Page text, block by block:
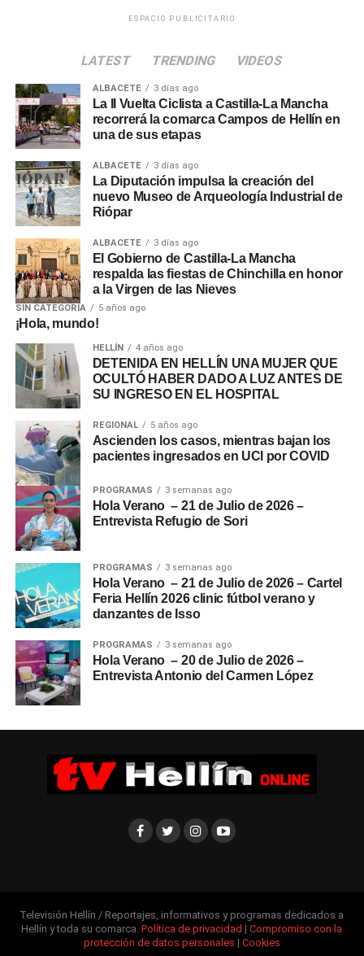
ESPACIO PUBLICITARIO
LATEST TRENDING VIDEOS
ALBACETE 3 días ago
La II Vuelta Ciclista a Castilla-La Mancha
recorrerá la comarca Campos de Hellín en
una de sus etapas
ALBACETE 3 días ago
La Diputación impulsa la creación del
nuevo Museo de Arqueología Industrial de
Riópar
ALBACETE 3 días ago
El Gobierno de Castilla-La Mancha
respalda las fiestas de Chinchilla en honor
a la Virgen de las Nieves
SIN CATEGORÍA 5 años ago
¡Hola, mundo!
HELLÍN 4 años ago
DETENIDA EN HELLÍN UNA MUJER QUE
OCULTÓ HABER DADO A LUZ ANTES DE
SU INGRESO EN EL HOSPITAL
REGIONAL 5 años ago
Ascienden los casos, mientras bajan los
pacientes ingresados en UCI por COVID
PROGRAMAS 3 semanas ago
Hola Verano – 21 de Julio de 2026 –
Entrevista Refugio de Sori
PROGRAMAS 3 semanas ago
Hola Verano – 21 de Julio de 2026 – Cartel
Feria Hellín 2026 clinic fútbol verano y
danzantes de Isso
PROGRAMAS 3 semanas ago
Hola Verano – 20 de Julio de 2026 –
Entrevista Antonio del Carmen López
Televisión Hellín / Reportajes, informativos y programas dedicados a
Hellín y toda su comarca.Política de privacidad |Compromiso con la
protección de datos personales | Cookies